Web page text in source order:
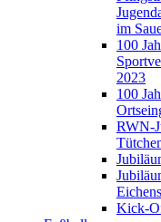
im
100
2023
100
RWN-
Kick-